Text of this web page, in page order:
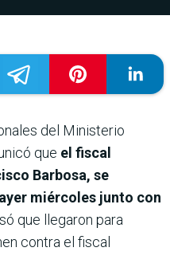
del Ministerio
que el fiscal
Barbosa, se
miércoles junto con
que llegaron para
contra el fiscal